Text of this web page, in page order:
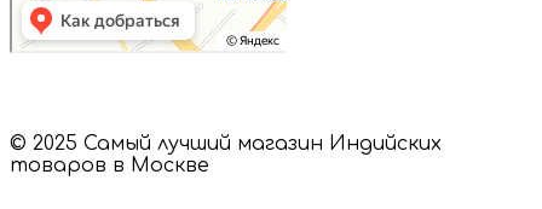
© 2025 Самый лучший магазин Индийских
товаров в Москве